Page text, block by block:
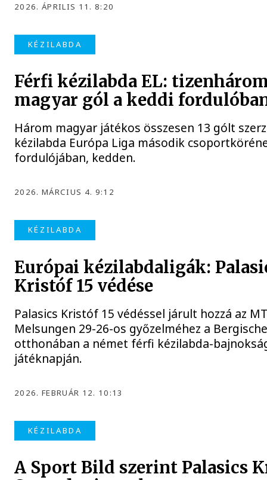
2026. ÁPRILIS 11. 8:20
KÉZILABDA
Férfi kézilabda EL:
magyar gól a keddi
Három magyar játékos összesen 13 gólt
kézilabda Európa Liga második
fordulójában, kedden.
2026. MÁRCIUS 4. 9:12
KÉZILABDA
Európai kézilabdaligák:
Kristóf 15 védése
Palasics Kristóf 15 védéssel járult hozzá az
Melsungen 29-26-os győzelméhez a
otthonában a német férfi kézilabda-
játéknapján.
2026. FEBRUÁR 12. 10:13
KÉZILABDA
A Sport Bild szerint Palasics